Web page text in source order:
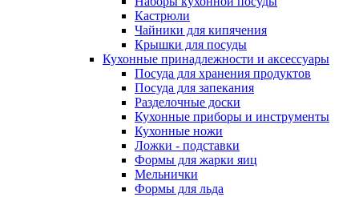
Кастрюли
Чайники для кипячения
Крышки для посуды
Кухонные принадлежности и аксессуары
Посуда для хранения продуктов
Посуда для запекания
Разделочные доски
Кухонные приборы и инструменты
Кухонные ножи
Ложки - подставки
Формы для жарки яиц
Мельнички
Формы для льда